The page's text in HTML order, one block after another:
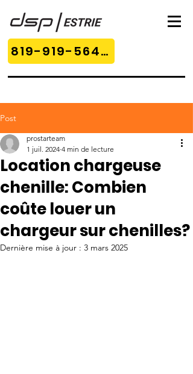
819-919-5649
Post
Location chargeuse
chenille: Combien
coûte louer un
chargeur sur chenilles?
prostarteam
1 juil. 2024 4 min de lecture
Dernière mise à jour : 3 mars 2025